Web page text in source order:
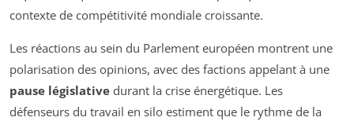
contexte de compétitivité mondiale croissante.
Les réactions au sein du Parlement européen montrent une
polarisation des opinions, avec des factions appelant à une
pause législative durant la crise énergétique. Les
défenseurs du travail en silo estiment que le rythme de la